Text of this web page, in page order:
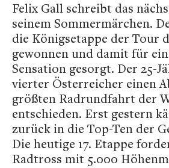
Felix Gall schreibt das
seinem Sommermärchen.
die Königsetappe der Tour
gewonnen und damit für
Sensation gesorgt. Der 25-
vierter Österreicher einen
größten Radrundfahrt der
entschieden. Erst gestern
zurück in die Top-Ten der
Die heutige 17. Etappe
Radtross mit 5.000